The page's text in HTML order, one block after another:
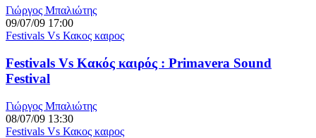
Γιώργος Μπαλιώτης
09/07/09 17:00
Festivals Vs Κακος καιρος
Festivals Vs Κακός καιρός : Primavera Sound
Festival
Γιώργος Μπαλιώτης
08/07/09 13:30
Festivals Vs Κακος καιρος